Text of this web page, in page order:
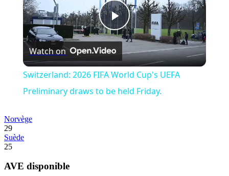
Play
Video
Watch on
Switzerland: 2026 FIFA World Cup's UEFA
Preliminary draws to be held Friday.
Norvège
29
Suède
25
AVE disponible